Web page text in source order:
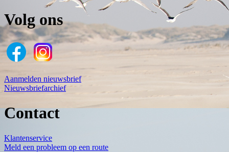
Volg ons
Aanmelden nieuwsbrief
Nieuwsbriefarchief
Contact
Klantenservice
Meld een probleem op een route